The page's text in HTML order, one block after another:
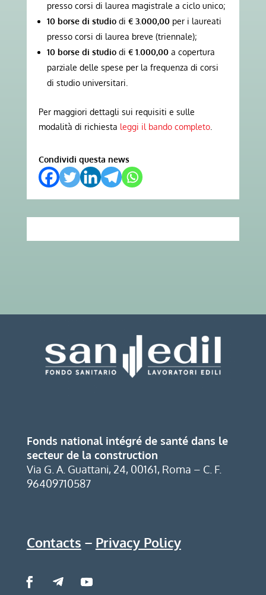
presso corsi di laurea magistrale a ciclo unico;
10 borse di studiodi € 3.000,00 per i laureati
presso corsi di laurea breve (triennale);
10 borse di studiodi € 1.000,00 a copertura
parziale delle spese per la frequenza di corsi
di studio universitari.
Per maggiori dettagli sui requisiti e sulle
modalità di richiesta leggi il bando completo.
Condividi questa news
Fonds national intégré de santé dans le
secteur de la construction
Via G. A. Guattani, 24, 00161, Roma – C. F.
96409710587
Contacts – Privacy Policy